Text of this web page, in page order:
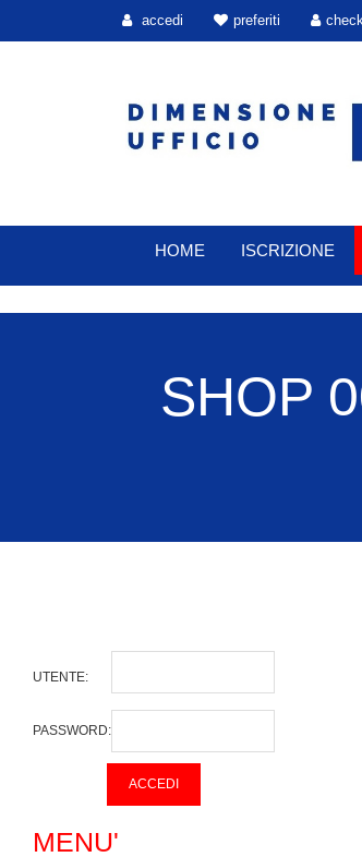
accedi preferiti
HOME ISCRIZIONE
SHOP
UTENTE:
PASSWORD:
MENU'